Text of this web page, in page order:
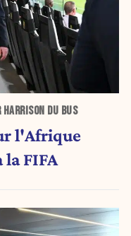
DU BUS
l'Afrique
la FIFA